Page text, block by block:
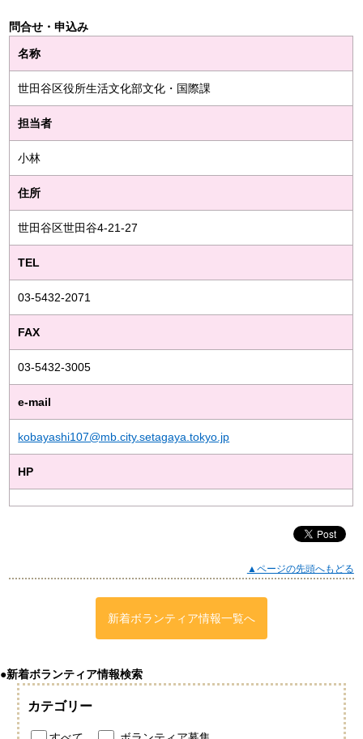
問合せ・申込み
名称
世田谷区役所生活文化部文化・国際課
担当者
小林
住所
世田谷区世田谷4-21-27
TEL
03-5432-2071
FAX
03-5432-3005
e-mail
kobayashi107@mb.city.setagaya.tokyo.jp
HP
▲ページの先頭へもどる
新着ボランティア情報一覧へ
●新着ボランティア情報検索
カテゴリー